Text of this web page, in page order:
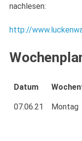
nachlesen:
http://
Datum
07.06.21 Montag